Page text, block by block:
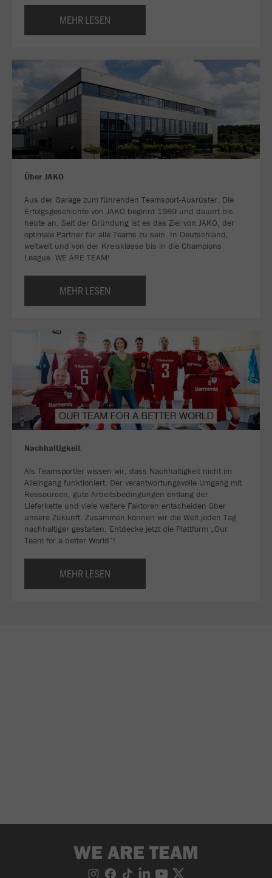
MEHR LESEN
Über JAKO
Aus der Garage zum führenden Teamsport-Ausrüster. Die
Erfolgsgeschichte von JAKO beginnt 1989 und dauert bis
heute an. Seit der Gründung ist es das Ziel von JAKO, der
optimale Partner für alle Teams zu sein. In Deutschland,
weltweit und von der Kreisklasse bis in die Champions
League. WE ARE TEAM!
MEHR LESEN
Nachhaltigkeit
Als Teamsportler wissen wir, dass Nachhaltigkeit nicht im
Alleingang funktioniert. Der verantwortungsvolle Umgang mit
Ressourcen, gute Arbeitsbedingungen entlang der
Lieferkette und viele weitere Faktoren entscheiden über
unsere Zukunft. Zusammen können wir die Welt jeden Tag
nachhaltiger gestalten. Entdecke jetzt die Plattform „Our
Team for a better World“!
MEHR LESEN
WE ARE TEAM